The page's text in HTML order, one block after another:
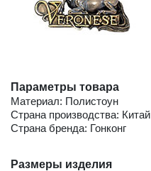
Параметры товара
Материал: Полистоун
Страна производства: Китай
Страна бренда: Гонконг
Размеры изделия